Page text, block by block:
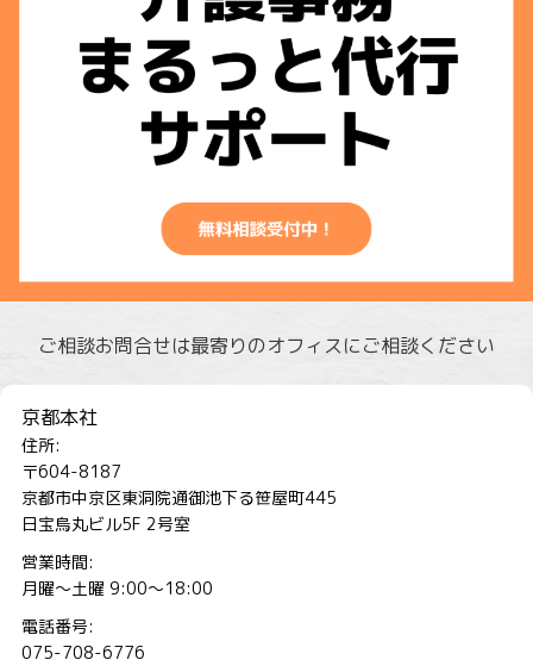
ご相談お問合せは最寄りのオフィスにご相談ください
京都本社
住所:
〒604-8187
京都市中京区東洞院通御池下る笹屋町445
日宝烏丸ビル5F 2号室
営業時間:
月曜～土曜 9:00～18:00
電話番号:
075-708-6776